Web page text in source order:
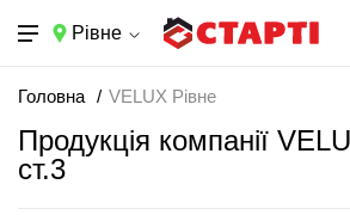
Рівне
Головна VELUX Рівне
Продукція компанії
ст.3